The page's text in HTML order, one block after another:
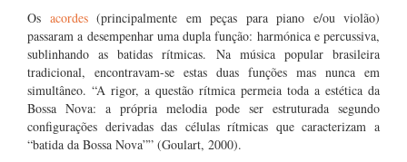
Os acordes(principalmente em peças para piano e/ou violão)
passaram a desempenhar uma dupla função: harmónica e percussiva,
sublinhando as batidas rítmicas. Na música popular brasileira
tradicional, encontravam-se estas duas funções mas nunca em
simultâneo. “A rigor, a questão rítmica permeia toda a estética da
Bossa Nova: a própria melodia pode ser estruturada segundo
configurações derivadas das células rítmicas que caracterizam a
“batida da Bossa Nova”” (Goulart, 2000).